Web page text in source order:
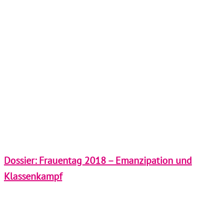
Dossier: Frauentag 2018 – Emanzipation und
Klassenkampf